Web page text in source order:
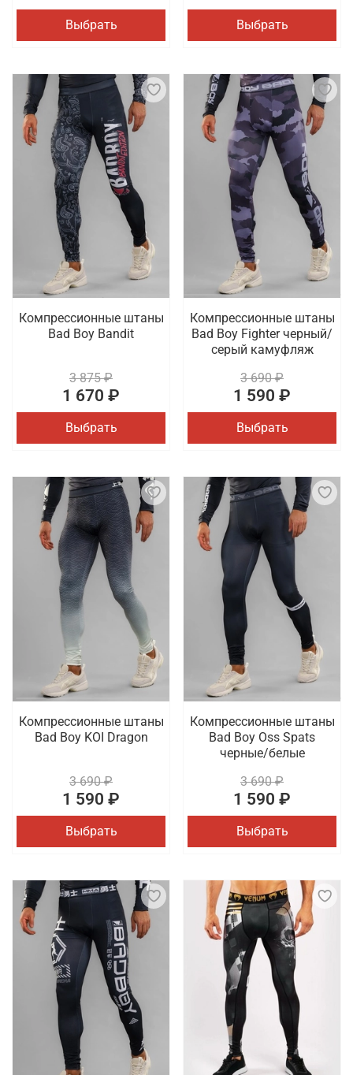
Выбрать Выбрать
Компрессионные штаны
Bad Boy Bandit
3 875 ₽
1 670 ₽
Выбрать
Компрессионные штаны
Bad Boy Fighter черный/
серый камуфляж
3 690 ₽
1 590 ₽
Выбрать
Компрессионные штаны
Bad Boy KOI Dragon
3 690 ₽
1 590 ₽
Выбрать
Компрессионные штаны
Bad Boy Oss Spats
черные/белые
3 690 ₽
1 590 ₽
Выбрать